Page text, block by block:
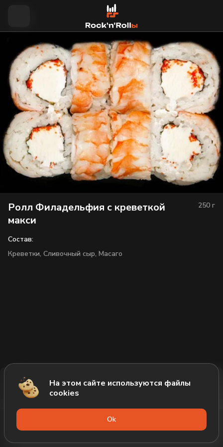
Ролл Филадельфия с креветкой
макси
250 г
Состав:
Креветки, Сливочный сыр, Масаго
Добавить за 845₽
На этом сайте используются файлы
cookies
Оk